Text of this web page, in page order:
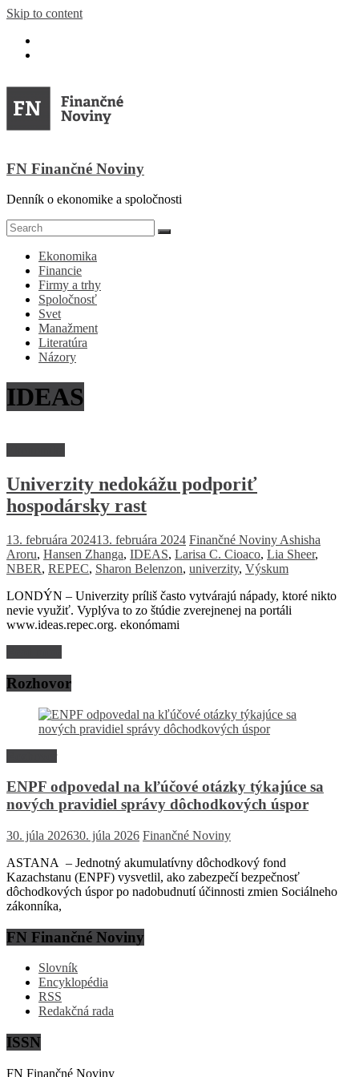
Skip to content
FN Finančné Noviny
Denník o ekonomike a spoločnosti
Ekonomika
Financie
Firmy a trhy
Spoločnosť
Svet
Manažment
Literatúra
Názory
IDEAS
Univerzity nedokážu podporiť
hospodársky rast
13. februára 202413. februára 2024 Finančné Noviny Ashisha
Aroru, Hansen Zhanga, IDEAS, Larisa C. Cioaco, Lia Sheer,
NBER, REPEC, Sharon Belenzon, univerzity, Výskum
LONDÝN – Univerzity príliš často vytvárajú nápady, ktoré nikto
nevie využiť. Vyplýva to zo štúdie zverejnenej na portáli
www.ideas.repec.org. ekonómami
Rozhovor
ENPF odpovedal na kľúčové otázky týkajúce sa
nových pravidiel správy dôchodkových úspor
30. júla 202630. júla 2026 Finančné Noviny
ASTANA – Jednotný akumulatívny dôchodkový fond
Kazachstanu (ENPF) vysvetlil, ako zabezpečí bezpečnosť
dôchodkových úspor po nadobudnutí účinnosti zmien Sociálneho
zákonníka,
FN Finančné Noviny
Slovník
Encyklopédia
RSS
Redakčná rada
ISSN
FN Finančné Noviny